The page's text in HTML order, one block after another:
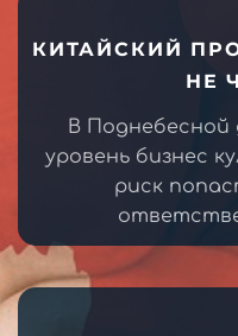
КИТАЙСКИЙ
НЕ
В
уровень бизнес
риск